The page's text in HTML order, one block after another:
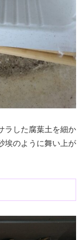
ラした腐葉土を細か
埃のように舞い上が